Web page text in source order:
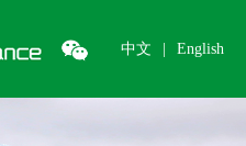
中文 English